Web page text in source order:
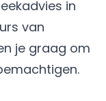
in
van
je graag om